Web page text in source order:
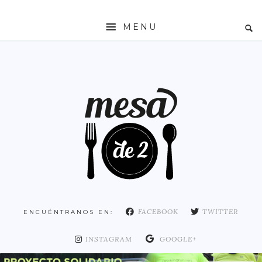
MENU
COMUNIDAD DE MADRID
DISTRITO ARGANZUELA
DISTRITO CHAMARTÍN
ENCUÉNTRANOS EN: FACEBOOK TWITTER
INSTAGRAM GOOGLE+